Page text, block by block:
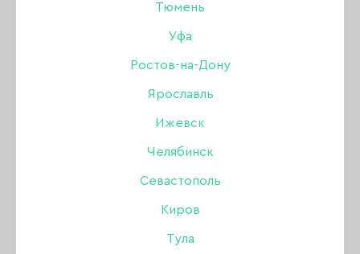
Тюмень
Уфа
Ростов-на-Дону
Ярославль
Ижевск
Челябинск
Севастополь
Киров
Тула
Гель-лак Amokey Rosy
mode 12, 8 мл
В наличии в интернет-магазине